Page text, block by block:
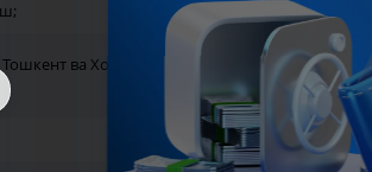
ва Хоразм